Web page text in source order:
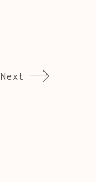
Next